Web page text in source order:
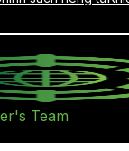
Team